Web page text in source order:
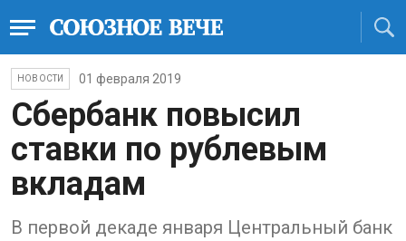
НОВОСТИ 01 февраля 2019
Сбербанк повысил
ставки по рублевым
вкладам
В первой декаде января Центральный банк